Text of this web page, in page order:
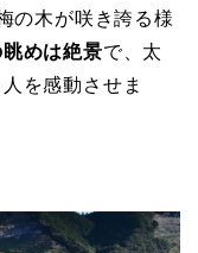
の木が咲き誇る様
めは絶景で、太
を感動させま